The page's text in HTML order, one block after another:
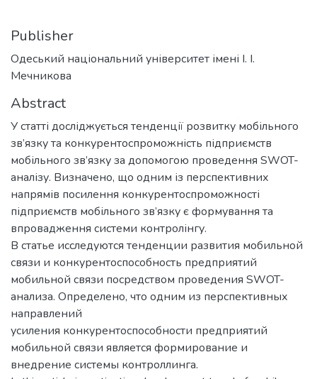
Publisher
Одеський національний університет імені І. І.
Мечникова
Abstract
У статті досліджується тенденції розвитку мобільного
зв’язку та конкурентоспроможність підприємств
мобільного зв’язку за допомогою проведення SWOT-
аналізу. Визначено, що одним із перспективних
напрямів посилення конкурентоспроможності
підприємств мобільного зв’язку є формування та
впровадження системи контролінгу.
В статье исследуются тенденции развития мобильной
связи и конкурентоспособность предприятий
мобильной связи посредством проведения SWOT-
анализа. Определено, что одним из перспективных
направлений
усиления конкурентоспособности предприятий
мобильной связи является формирование и
внедрение системы контроллинга.